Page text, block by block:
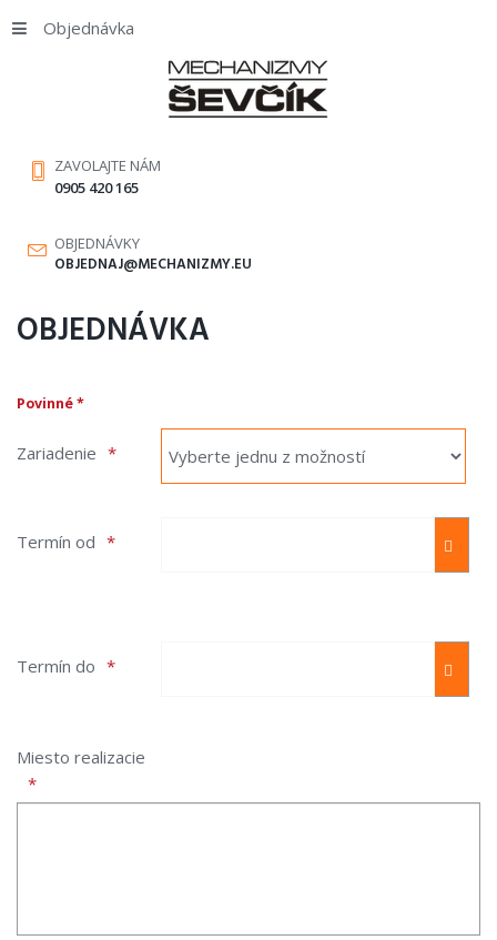
ZAVOLAJTE NÁM
0905 420 165
OBJEDNÁVKY
OBJEDNAJ@MECHANIZMY.EU
Objednávka
OBJEDNÁVKA
Povinné *
Zariadenie
Termín od
Termín do
Miesto realizacie